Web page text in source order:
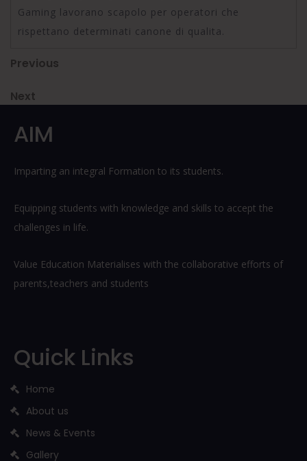
Gaming lavorano scapolo per operatori che
rispettano determinati canone di qualita.
Post
navigation
Previous
Previous
Next
Next
AIM
Imparting an integral Formation to its students.
Equipping students with knowledge and skills to accept the
challenges in life.
Value Education Materialises with the collaborative efforts of
parents,teachers and students
Quick Links
Home
About us
News & Events
Gallery